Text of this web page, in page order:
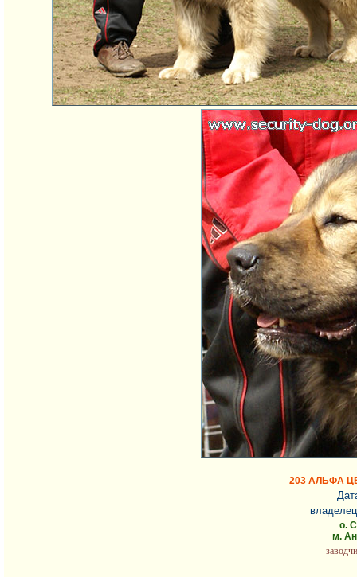
203 АЛЬФА
о.
м.